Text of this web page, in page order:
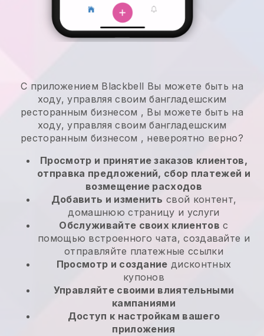
С приложением Blackbell Вы можете быть на
ходу, управляя своим бангладешским
ресторанным бизнесом , Вы можете быть на
ходу, управляя своим бангладешским
ресторанным бизнесом , невероятно верно?
Просмотр и принятие заказов клиентов,
отправка предложений, сбор платежей и
возмещение расходов
Добавить и изменить свой контент,
домашнюю страницу и услуги
Обслуживайте своих клиентов с
помощью встроенного чата, создавайте и
отправляйте платежные ссылки
Просмотр и создание дисконтных
купонов
Управляйте своими влиятельными
кампаниями
Доступ к настройкам вашего
приложения